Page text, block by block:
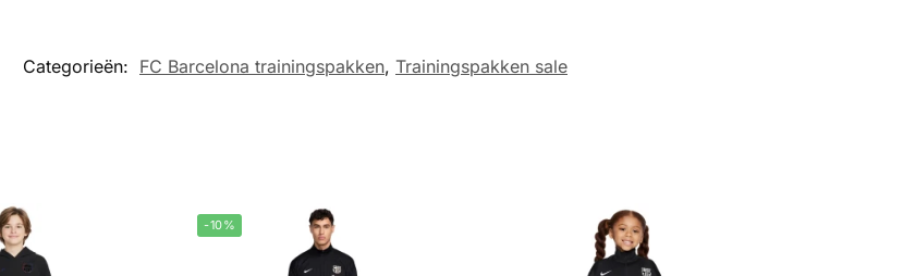
Categorieën: FC Barcelona trainingspakken, Trainingspakken sale
-10%